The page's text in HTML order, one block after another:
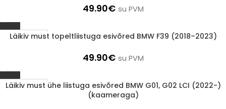
49.90€ su PVM
1-3 D.D.
Läikiv must topeltliistuga esivõred BMW F39 (2018–2023)
49.90€ su PVM
1-3 D.D.
Läikiv must ühe liistuga esivõred BMW G01, G02 LCI (2022-)
(kaameraga)